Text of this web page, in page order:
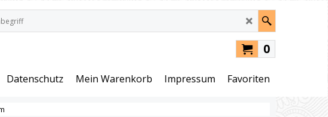
0
Datenschutz Mein Warenkorb Impressum Favoriten